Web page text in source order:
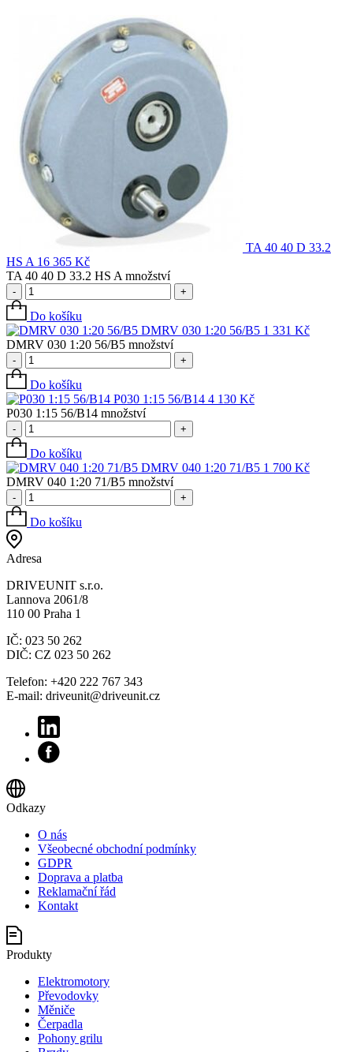
TA 40 40 D 33.2
HS A 16 365 Kč
TA 40 40 D 33.2 HS A množství
- +
Do košíku
DMRV 030 1:20 56/B5 1 331 Kč
DMRV 030 1:20 56/B5 množství
- +
Do košíku
P030 1:15 56/B14 4 130 Kč
P030 1:15 56/B14 množství
- +
Do košíku
DMRV 040 1:20 71/B5 1 700 Kč
DMRV 040 1:20 71/B5 množství
- +
Do košíku
Adresa
DRIVEUNIT s.r.o.
Lannova 2061/8
110 00 Praha 1
IČ: 023 50 262
DIČ: CZ 023 50 262
Telefon: +420 222 767 343
E-mail: driveunit@driveunit.cz
Odkazy
O nás
Všeobecné obchodní podmínky
GDPR
Doprava a platba
Reklamační řád
Kontakt
Produkty
Elektromotory
Převodovky
Měniče
Čerpadla
Pohony grilu